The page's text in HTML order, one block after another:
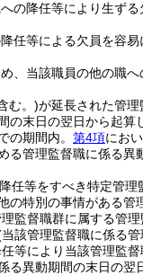
の降任等により生ず
任等による欠員を容
、当該職員の他の職
む。)が延長された管理
の末日の翌日から起算
の期間内。 第4項にお
管理監督職に係る
任等をすべき特定管理
特別の事情がある
監督職群に属する管
該管理監督職に係る
等により当該管理監
異動期間の末日の